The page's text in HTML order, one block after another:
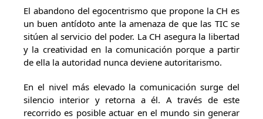
El abandono del egocentrismo que propone la CH es
un buen antídoto ante la amenaza de que las TIC se
sitúen al servicio del poder. La CH asegura la libertad
y la creatividad en la comunicación porque a partir
de ella la autoridad nunca deviene autoritarismo.
En el nivel más elevado la comunicación surge del
silencio interior y retorna a él. A través de este
recorrido es posible actuar en el mundo sin generar